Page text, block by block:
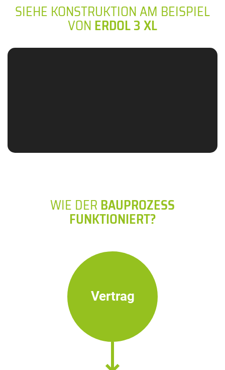
SIEHE KONSTRUKTION AM BEISPIEL
VONERDOL 3 XL
WIE DERBAUPROZESS
FUNKTIONIERT?
Vertrag